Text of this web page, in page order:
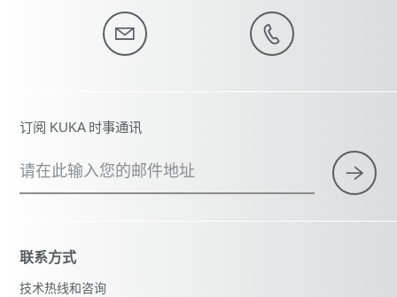
订阅 KUKA 时事通讯
请在此输入您的邮件地址
联系方式
技术热线和咨询